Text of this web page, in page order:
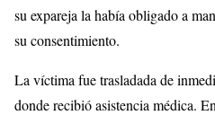
su expareja la había obligado a
su consentimiento.
La víctima fue trasladada de
donde recibió asistencia médica.